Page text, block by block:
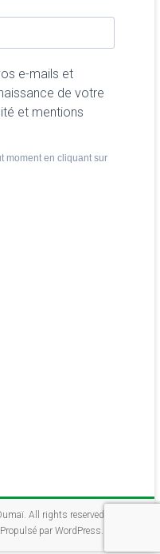
e-mails et
de votre
et mentions
moment en cliquant sur
. All rights reserved.
par WordPress